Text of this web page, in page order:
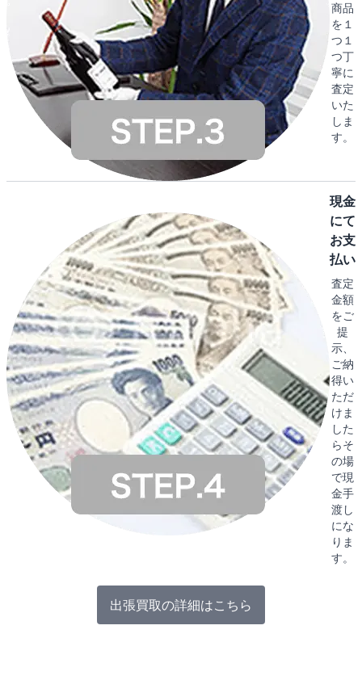
商品
を１
つ１
つ丁
寧に
査定
いた
しま
す。
現金
にて
お支
払い
査定
金額
をご
提
示、
ご納
得い
ただ
けま
した
らそ
の場
で現
金手
渡し
にな
りま
す。
出張買取の詳細はこちら